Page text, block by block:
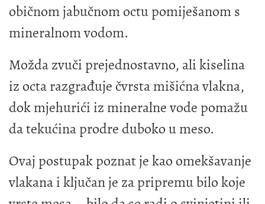
običnom jabučnom octu pomiješanom s
mineralnom vodom.
Možda zvuči prejednostavno, ali kiselina
iz octa razgrađuje čvrsta mišićna vlakna,
dok mjehurići iz mineralne vode pomažu
da tekućina prodre duboko u meso.
Ovaj postupak poznat je kao omekšavanje
vlakana i ključan je za pripremu bilo koje